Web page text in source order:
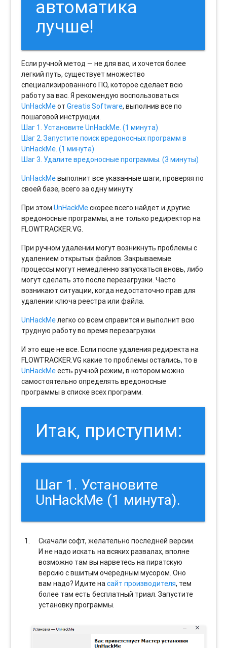
автоматика
лучше!
Если ручной метод — не для вас, и хочется более
легкий путь, существует множество
специализированного ПО, которое сделает всю
работу за вас. Я рекомендую воспользоваться
UnHackMeотGreatis Software, выполнив все по
пошаговой инструкции.
Шаг 1. Установите UnHackMe. (1 минута)
Шаг 2. Запустите поиск вредоносных программ в
UnHackMe. (1 минута)
Шаг 3. Удалите вредоносные программы. (3 минуты)
UnHackMeвыполнит все указанные шаги, проверяя по
своей базе, всего за одну минуту.
При этомUnHackMeскорее всего найдет и другие
вредоносные программы, а не только редиректор на
FLOWTRACKER.VG.
При ручном удалении могут возникнуть проблемы с
удалением открытых файлов. Закрываемые
процессы могут немедленно запускаться вновь, либо
могут сделать это после перезагрузки. Часто
возникают ситуации, когда недостаточно прав для
удалении ключа реестра или файла.
UnHackMeлегко со всем справится и выполнит всю
трудную работу во время перезагрузки.
И это еще не все. Если после удаления редиректа на
FLOWTRACKER.VG какие то проблемы остались, то в
UnHackMeесть ручной режим, в котором можно
самостоятельно определять вредоносные
программы в списке всех программ.
Итак, приступим:
Шаг 1. Установите
UnHackMe (1 минута).
Скачали софт, желательно последней версии.
И не надо искать на всяких развалах, вполне
возможно там вы нарветесь на пиратскую
версию с вшитым очередным мусором. Оно
вам надо? Идите насайт производителя, тем
более там есть бесплатный триал. Запустите
установку программы.